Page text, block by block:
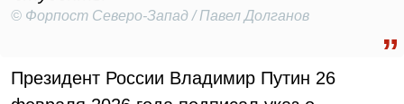
© Форпост Северо-Запад / Павел Долганов
Президент России Владимир Путин 26